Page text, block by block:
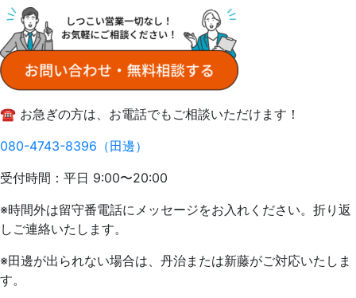
☎️ お急ぎの方は、お電話でもご相談いただけます！
080-4743-8396（田邊）
受付時間：平日 9:00〜20:00
※時間外は留守番電話にメッセージをお入れください。折り返
しご連絡いたします。
※田邊が出られない場合は、丹治または新藤がご対応いたしま
す。